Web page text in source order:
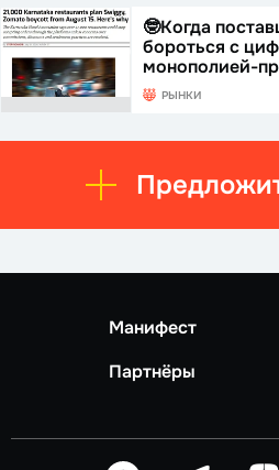
🤓Когда
бороться с
монополией-
РЫНКИ
Манифест
Партнёры